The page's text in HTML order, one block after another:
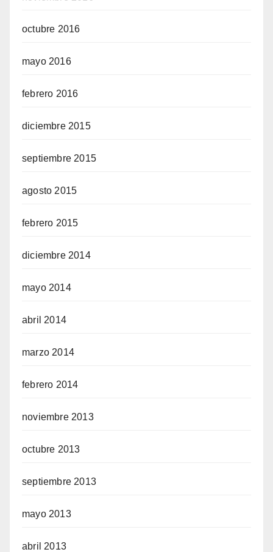
octubre 2016
mayo 2016
febrero 2016
diciembre 2015
septiembre 2015
agosto 2015
febrero 2015
diciembre 2014
mayo 2014
abril 2014
marzo 2014
febrero 2014
noviembre 2013
octubre 2013
septiembre 2013
mayo 2013
abril 2013